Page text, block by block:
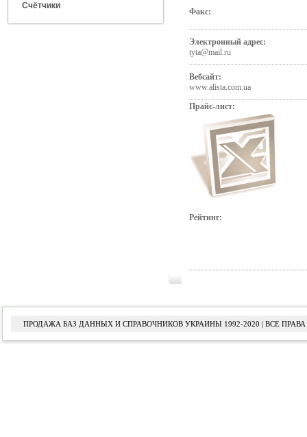
Счётчики
Факс:
Электронный адрес:
tyta@mail.ru
Вебсайт:
www.alista.com.ua
Прайс-лист:
Рейтинг:
ПРОДАЖА БАЗ ДАННЫХ И СПРАВОЧНИКОВ УКРАИНЫ 1992-2020 | ВСЕ